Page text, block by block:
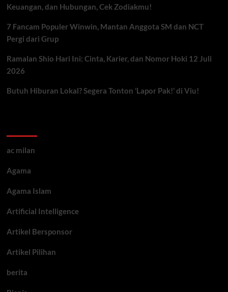
Keuangan, dan Hubungan, Cek Zodiakmu!
7 Fancam Populer Winwin, Mantan Anggota SM dan NCT
Pergi dari Grup
Ramalan Shio Hari Ini: Cinta, Karier, dan Nomor Hoki 12 Juli
2026
Butuh Hiburan Lokal? Segera Tonton ‘Lapor Pak!’ di Viu!
ac milan
Agama
Agama Islam
Artificial Intelligence
Artikel Bersponsor
Artikel Pilihan
berita